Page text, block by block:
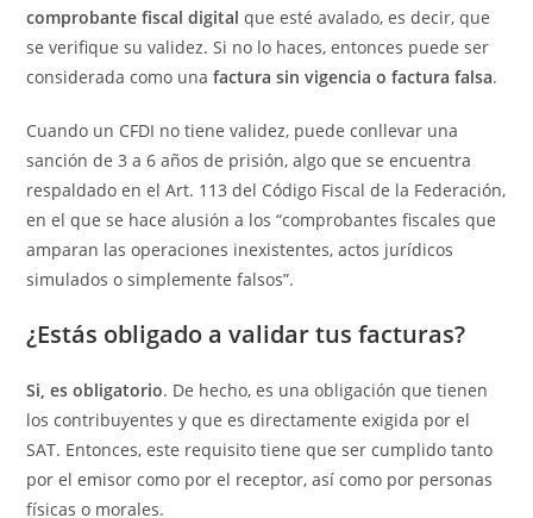
comprobante fiscal digitalque esté avalado, es decir, que
se verifique su validez. Si no lo haces, entonces puede ser
considerada como unafactura sin vigencia o factura falsa.
Cuando un CFDI no tiene validez, puede conllevar una
sanción de 3 a 6 años de prisión, algo que se encuentra
respaldado en el Art. 113 del Código Fiscal de la Federación,
en el que se hace alusión a los “comprobantes fiscales que
amparan las operaciones inexistentes, actos jurídicos
simulados o simplemente falsos”.
¿Estás obligado a validar tus facturas?
Si, es obligatorio. De hecho, es una obligación que tienen
los contribuyentes y que es directamente exigida por el
SAT. Entonces, este requisito tiene que ser cumplido tanto
por el emisor como por el receptor, así como por personas
físicas o morales.